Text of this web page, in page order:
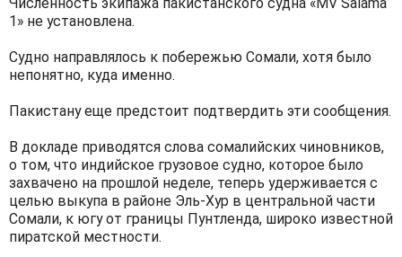
1» не установлена.
Судно направлялось к побережью Сомали, хотя было
непонятно, куда именно.
Пакистану еще предстоит подтвердить эти сообщения.
В докладе приводятся слова сомалийских чиновников,
о том, что индийское грузовое судно, которое было
захвачено на прошлой неделе, теперь удерживается с
целью выкупа в районе Эль-Хур в центральной части
Сомали, к югу от границы Пунтленда, широко известной
пиратской местности.